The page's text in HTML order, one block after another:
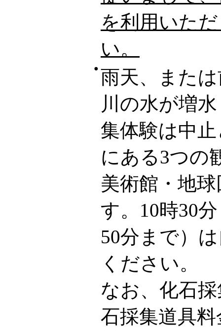
を利用いた
い。
● 雨天、また
川の水が増
集体験は中
にある3つの
美術館・地
す。10時30
50分まで）
ください。
なお、化石
石採集道具